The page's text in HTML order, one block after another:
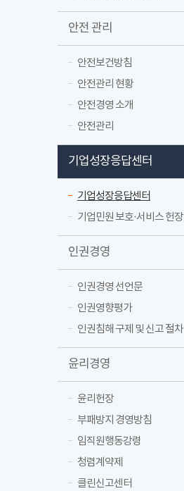
안전 관리
안전보건방침
안전관리 현황
안전경영 소개
안전관리
기업성장응답센터
기업성장응답센터
기업민원 보호·서비스 헌장
인권경영
인권경영 선언문
인권영향평가
인권침해 구제 및 신고 절차
윤리경영
윤리헌장
부패방지 경영방침
임직원행동강령
청렴계약제
클린신고센터